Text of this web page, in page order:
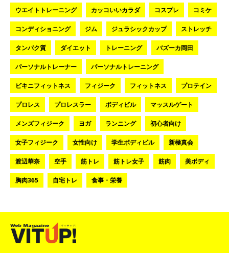
ウエイトトレーニング カッコいいカラダ コスプレ コミケ
コンディショニング ジム ジュラシックカップ ストレッチ
タンパク質 ダイエット トレーニング バズーカ岡田
パーソナルトレーナー パーソナルトレーニング
ビキニフィットネス フィジーク フィットネス プロテイン
プロレス プロレスラー ボディビル マッスルゲート
メンズフィジーク ヨガ ランニング 初心者向け
女子フィジーク 女性向け 学生ボディビル 新極真会
渡辺華奈 空手 筋トレ 筋トレ女子 筋肉 美ボディ
胸肉365 自宅トレ 食事・栄養